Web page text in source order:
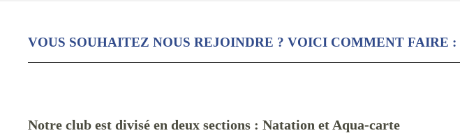
VOUS SOUHAITEZ NOUS REJOINDRE ? VOICI COMMENT FAIRE :
Notre club est divisé en deux sections : Natation et Aqua-carte